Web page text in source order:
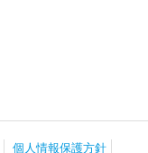
個人情報保護方針